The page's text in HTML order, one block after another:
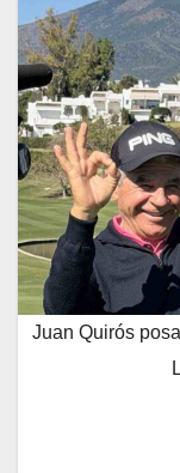
Juan Quirós